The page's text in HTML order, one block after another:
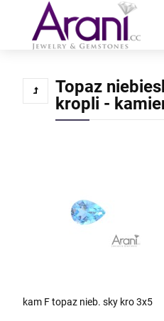
Topaz
kropli -
kam F topaz nieb. sky kro 3x5